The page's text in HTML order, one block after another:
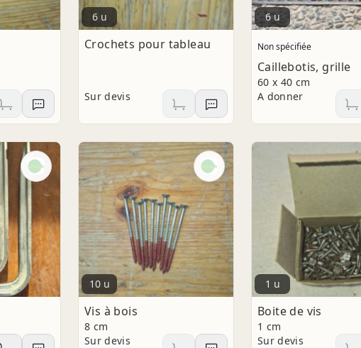
6 u
Crochets pour tableau
Sur devis
6 u
Non spécifiée
Caillebotis, grille
60 x 40 cm
A donner
10 u
Vis à bois
8 cm
Sur devis
1 u
Boite de vis
1 cm
Sur devis